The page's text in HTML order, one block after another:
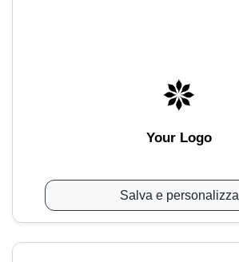
Your Logo
Salva e personalizza